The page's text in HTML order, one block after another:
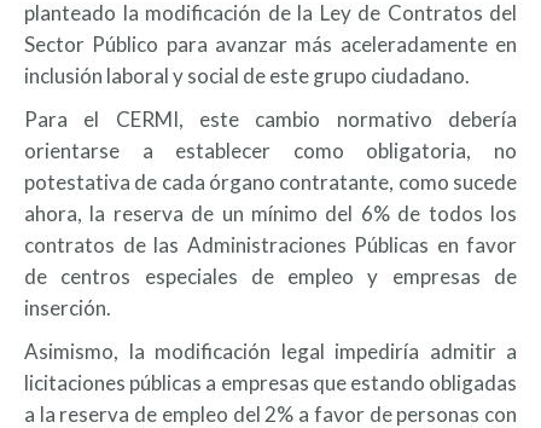
planteado la modificación de la Ley de Contratos del
Sector Público para avanzar más aceleradamente en
inclusión laboral y social de este grupo ciudadano.
Para el CERMI, este cambio normativo debería
orientarse a establecer como obligatoria, no
potestativa de cada órgano contratante, como sucede
ahora, la reserva de un mínimo del 6% de todos los
contratos de las Administraciones Públicas en favor
de centros especiales de empleo y empresas de
inserción.
Asimismo, la modificación legal impediría admitir a
licitaciones públicas a empresas que estando obligadas
a la reserva de empleo del 2% a favor de personas con